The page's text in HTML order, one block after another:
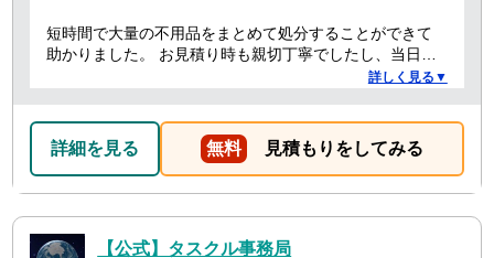
短時間で大量の不用品をまとめて処分することができて
助かりました。 お見積り時も親切丁寧でしたし、当日作
業を担当してくれた方たちも礼儀正しく気持ちよく対応
詳しく見る▼
詳細を見る 無料 見積もりをしてみる
【公式】タスクル事務局